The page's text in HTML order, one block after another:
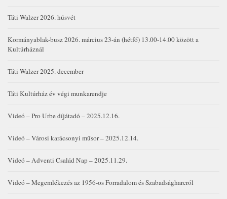
Táti Walzer 2026. húsvét
Kormányablak-busz 2026. március 23-án (hétfő) 13.00-14.00 között a
Kultúrháznál
Táti Walzer 2025. december
Táti Kultúrház év végi munkarendje
Videó – Pro Urbe díjátadó – 2025.12.16.
Videó – Városi karácsonyi műsor – 2025.12.14.
Videó – Adventi Család Nap – 2025.11.29.
Videó – Megemlékezés az 1956-os Forradalom és Szabadságharcról